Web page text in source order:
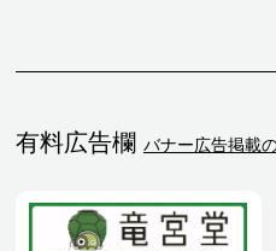
有料広告欄 バナー広告掲載